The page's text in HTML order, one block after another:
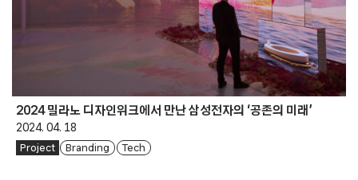
2024 밀라노 디자인위크에서 만난 삼성전자의 ‘공존의 미래’
2024. 04. 18
Project Branding Tech